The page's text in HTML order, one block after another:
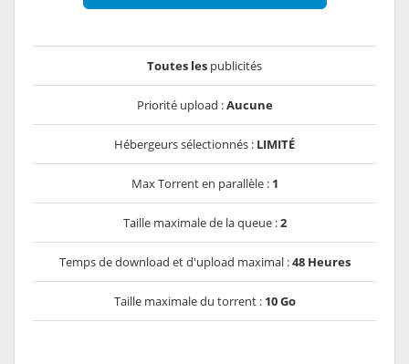
Toutes les publicités
Priorité upload :Aucune
Hébergeurs sélectionnés : LIMITÉ
Max Torrent en parallèle : 1
Taille maximale de la queue :2
Temps de download et d'upload maximal :48 Heures
Taille maximale du torrent : 10 Go